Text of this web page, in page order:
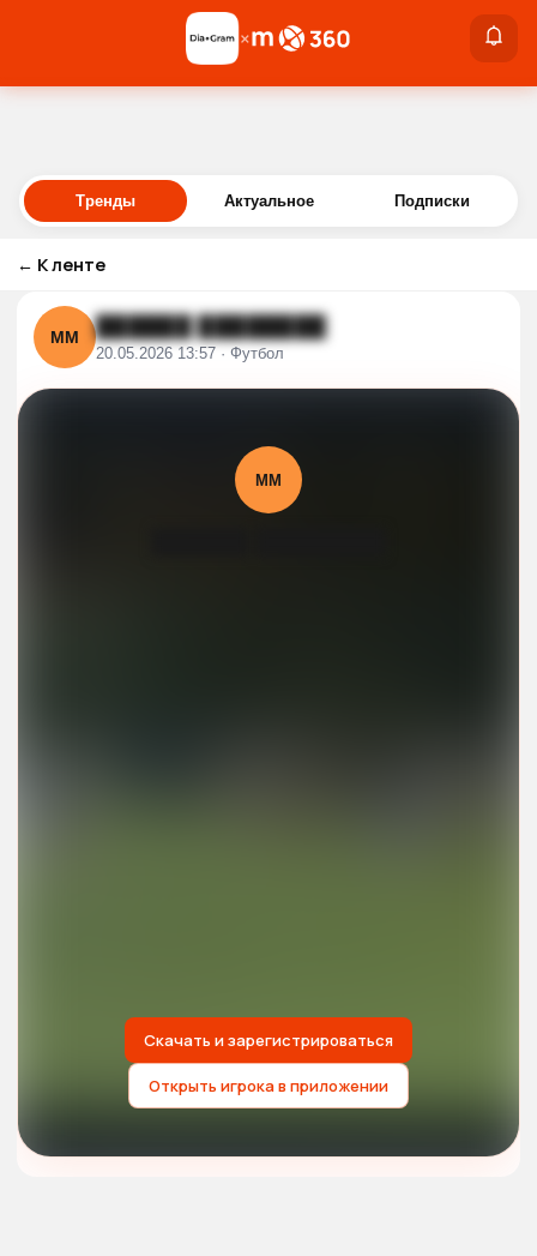
Войти
×
Тренды Актуальное Подписки
← К ленте
ММ ██████ ████████
20.05.2026 13:57 · Футбол
ММ
Скачать и зарегистрироваться
Открыть игрока в приложении